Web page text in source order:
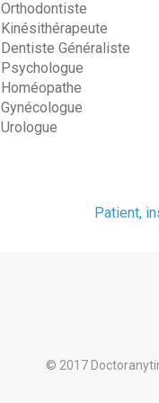
Orthodontiste
Kinésithérapeute
Dentiste Généraliste
Psychologue
Homéopathe
Gynécologue
Urologue
Patient,
© 2017